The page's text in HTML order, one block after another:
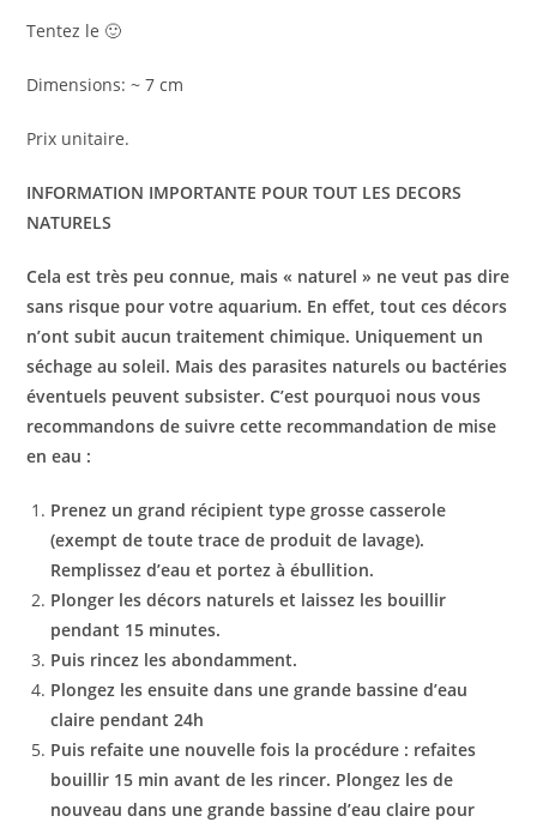
Tentez le 🙂
Dimensions: ~ 7 cm
Prix unitaire.
INFORMATION IMPORTANTE POUR TOUT LES DECORS
NATURELS
Cela est très peu connue, mais « naturel » ne veut pas dire
sans risque pour votre aquarium. En effet, tout ces décors
n’ont subit aucun traitement chimique. Uniquement un
séchage au soleil. Mais des parasites naturels ou bactéries
éventuels peuvent subsister. C’est pourquoi nous vous
recommandons de suivre cette recommandation de mise
en eau :
Prenez un grand récipient type grosse casserole
(exempt de toute trace de produit de lavage).
Remplissez d’eau et portez à ébullition.
Plonger les décors naturels et laissez les bouillir
pendant 15 minutes.
Puis rincez les abondamment.
Plongez les ensuite dans une grande bassine d’eau
claire pendant 24h
Puis refaite une nouvelle fois la procédure : refaites
bouillir 15 min avant de les rincer. Plongez les de
nouveau dans une grande bassine d’eau claire pour